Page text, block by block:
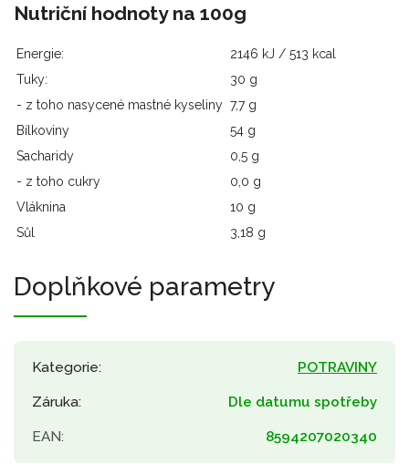
Nutriční hodnoty na 100g
Energie:
2146 kJ / 513 kcal
Tuky:
30 g
- z toho nasycené mastné kyseliny 7,7 g
Bílkoviny
54 g
Sacharidy
0,5 g
- z toho cukry
0,0 g
Vláknina
10 g
Sůl
3,18 g
Doplňkové parametry
Kategorie: POTRAVINY
Záruka: Dle datumu spotřeby
EAN: 8594207020340